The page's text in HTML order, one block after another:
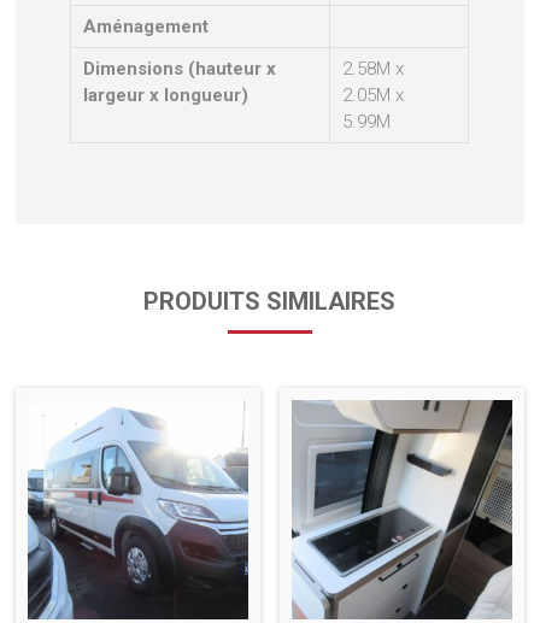
Aménagement
Dimensions (hauteur x
largeur x longueur)
2.58M x
2.05M x
5.99M
PRODUITS SIMILAIRES